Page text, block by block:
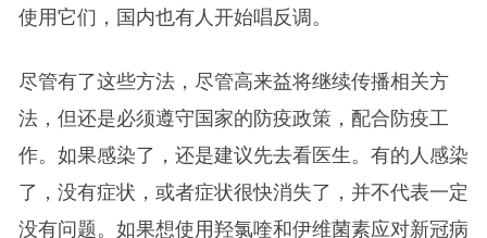
使用它们，国内也有人开始唱反调。
尽管有了这些方法，尽管高来益将继续传播相关方
法，但还是必须遵守国家的防疫政策，配合防疫工
作。如果感染了，还是建议先去看医生。有的人感染
了，没有症状，或者症状很快消失了，并不代表一定
没有问题。如果想使用羟氯喹和伊维菌素应对新冠病